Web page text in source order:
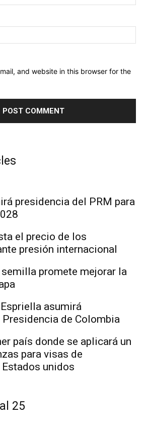
and website in this browser for the
presidencia del PRM para
el precio de los
presión internacional
promete mejorar la
asumirá
de Colombia
país donde se aplicará un
para visas de
unidos
25